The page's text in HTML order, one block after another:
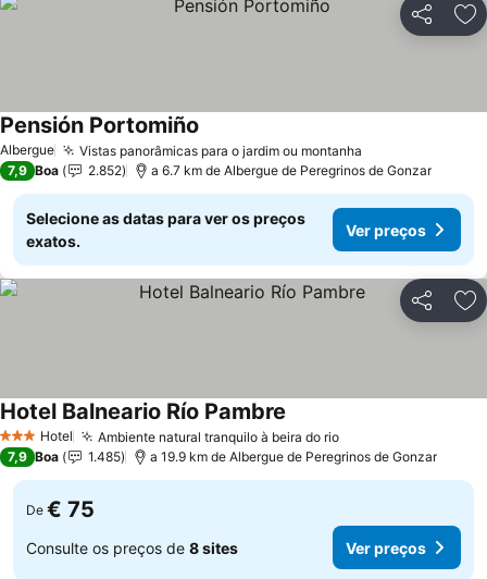
Partilhar
Albergue Vistas panorâmicas para o jardim ou montanha
Pensión Portomiño
7,9 Boa 2.852 a 6.7 km de Albergue de Peregrinos de Gonzar
Selecione as datas para ver os preços
exatos.
Ver preços
Partilhar
3 EstrelasHotel Ambiente natural tranquilo à beira do rioVer preços
Hotel Balneario Río Pambre
7,9 Boa 1.485 a 19.9 km de Albergue de Peregrinos de Gonzar
De € 75
Consulte os preços de 8 sites Ver preços